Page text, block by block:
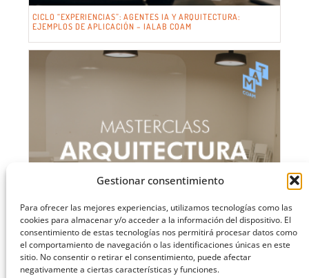
Gestionar consentimiento
Para ofrecer las mejores experiencias, utilizamos tecnologías como las
cookies para almacenar y/o acceder a la información del dispositivo. El
consentimiento de estas tecnologías nos permitirá procesar datos como
el comportamiento de navegación o las identificaciones únicas en este
sitio. No consentir o retirar el consentimiento, puede afectar
negativamente a ciertas características y funciones.
CICLO “EXPERIENCIAS”: AGENTES IA Y ARQUITECTURA:
EJEMPLOS DE APLICACIÓN – IALAB COAM